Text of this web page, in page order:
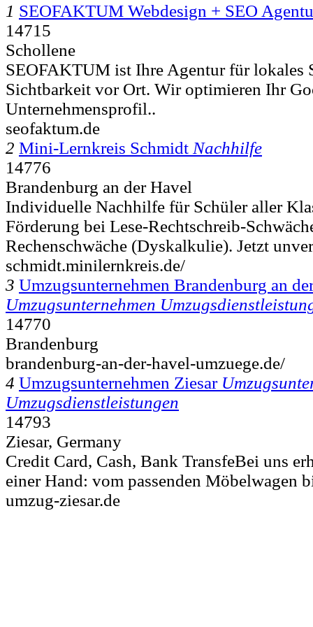
1 SEOFAKTUM Webdesign + SEO
14715
Schollene
SEOFAKTUM ist Ihre Agentur für lokales
Sichtbarkeit vor Ort. Wir optimieren Ihr
Unternehmensprofil..
seofaktum.de
2 Mini-Lernkreis Schmidt Nachhilfe
14776
Brandenburg an der Havel
Individuelle Nachhilfe für Schüler aller
Förderung bei Lese-Rechtschreib-
Rechenschwäche (Dyskalkulie). Jetzt
schmidt.minilernkreis.de/
3 Umzugsunternehmen Brandenburg an
Umzugsunternehmen
14770
Brandenburg
brandenburg-an-der-havel-umzuege.de/
4 Umzugsunternehmen Ziesar
Umzugsdienstleistungen
14793
Ziesar, Germany
Credit Card, Cash, Bank TransfeBei uns
einer Hand: vom passenden Möbelwagen
umzug-ziesar.de